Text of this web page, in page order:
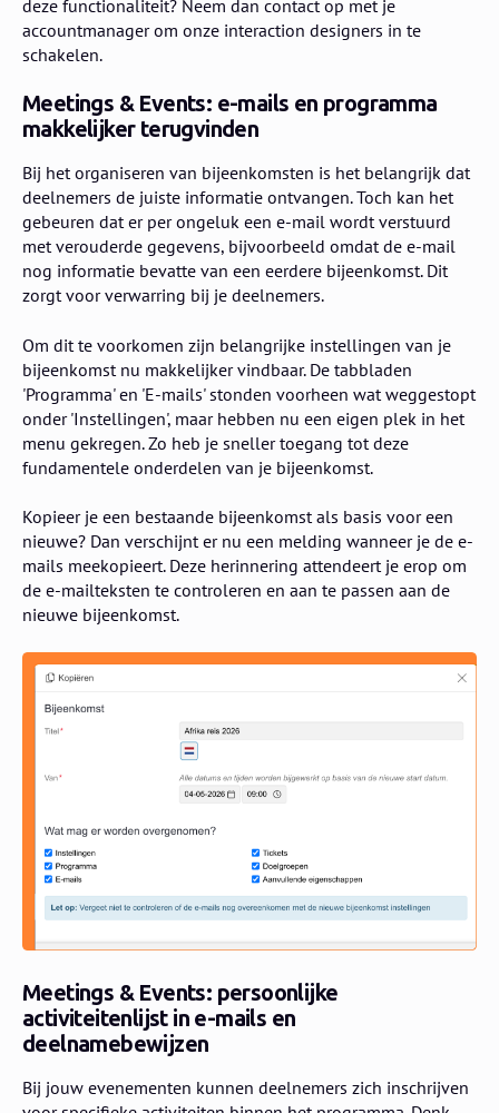
deze functionaliteit? Neem dan contact op met je
accountmanager om onze interaction designers in te
schakelen.
Meetings & Events: e-mails en programma
makkelijker terugvinden
Bij het organiseren van bijeenkomsten is het belangrijk dat
deelnemers de juiste informatie ontvangen. Toch kan het
gebeuren dat er per ongeluk een e-mail wordt verstuurd
met verouderde gegevens, bijvoorbeeld omdat de e-mail
nog informatie bevatte van een eerdere bijeenkomst. Dit
zorgt voor verwarring bij je deelnemers.
Om dit te voorkomen zijn belangrijke instellingen van je
bijeenkomst nu makkelijker vindbaar. De tabbladen
'Programma' en 'E-mails' stonden voorheen wat weggestopt
onder 'Instellingen', maar hebben nu een eigen plek in het
menu gekregen. Zo heb je sneller toegang tot deze
fundamentele onderdelen van je bijeenkomst.
Kopieer je een bestaande bijeenkomst als basis voor een
nieuwe? Dan verschijnt er nu een melding wanneer je de e-
mails meekopieert. Deze herinnering attendeert je erop om
de e-mailteksten te controleren en aan te passen aan de
nieuwe bijeenkomst.
Meetings & Events: persoonlijke
activiteitenlijst in e-mails en
deelnamebewijzen
Bij jouw evenementen kunnen deelnemers zich inschrijven